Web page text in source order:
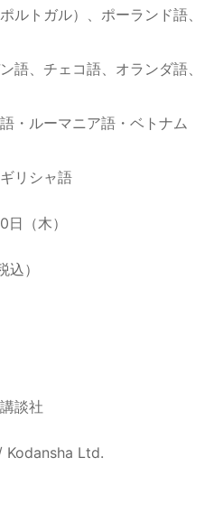
ルトガル）、ポーランド語、
語、チェコ語、オランダ語、
・ルーマニア語・ベトナム
リシャ語
（木）
）
談社
Ltd.